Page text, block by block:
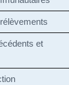
et